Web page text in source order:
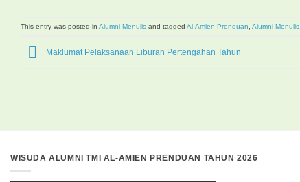
This entry was posted in Alumni Menulis and tagged Al-Amien Prenduan Alumni Menulis
Maklumat Pelaksanaan Liburan Pertengahan Tahun
WISUDA ALUMNI TMI AL-AMIEN PRENDUAN TAHUN 2026